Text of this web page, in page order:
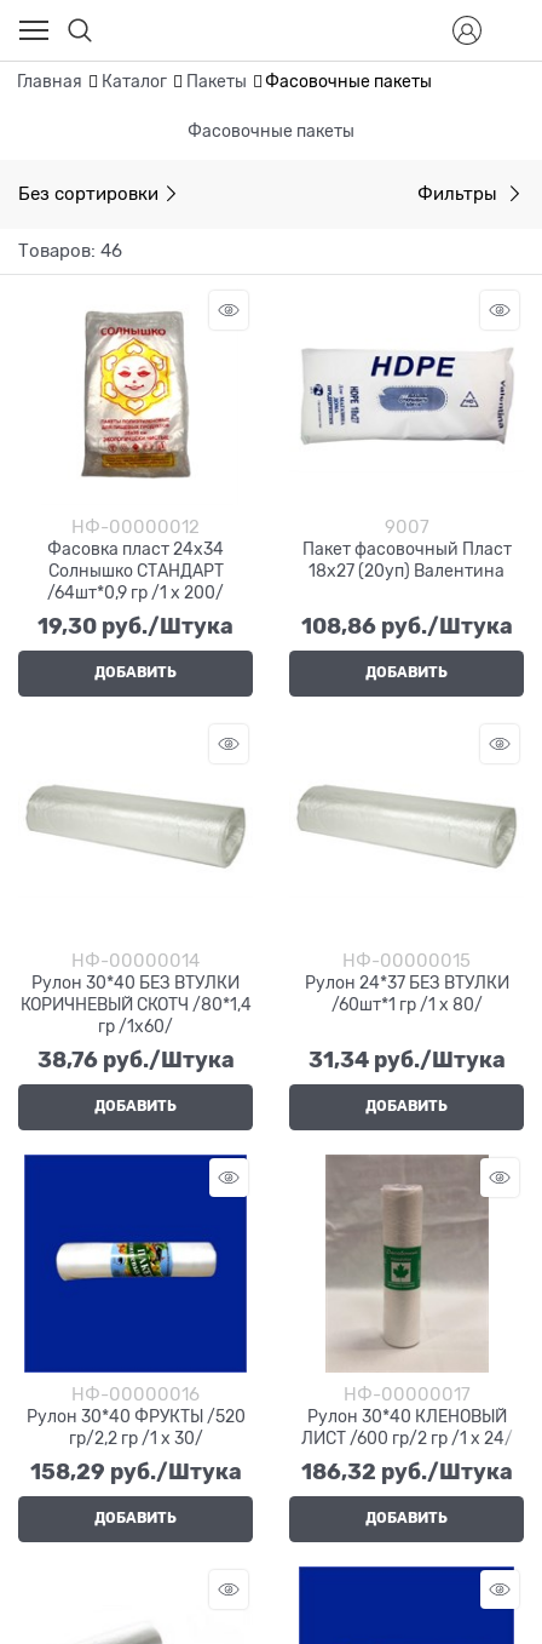
Главная Каталог Пакеты Фасовочные пакеты
Фасовочные пакеты
Без сортировки Фильтры
Товаров: 46
НФ-00000012
Фасовка пласт 24х34
Солнышко СТАНДАРТ
/64шт*0,9 гр /1 х 200/
19,30 руб./Штука
ДОБАВИТЬ
9007
Пакет фасовочный Пласт
18х27 (20уп) Валентина
108,86 руб./Штука
ДОБАВИТЬ
НФ-00000014
Рулон 30*40 БЕЗ ВТУЛКИ
КОРИЧНЕВЫЙ СКОТЧ /80*1,4
гр /1х60/
38,76 руб./Штука
ДОБАВИТЬ
НФ-00000015
Рулон 24*37 БЕЗ ВТУЛКИ
/60шт*1 гр /1 х 80/
31,34 руб./Штука
ДОБАВИТЬ
НФ-00000016
Рулон 30*40 ФРУКТЫ /520
гр/2,2 гр /1 х 30/
158,29 руб./Штука
ДОБАВИТЬ
НФ-00000017
Рулон 30*40 КЛЕНОВЫЙ
ЛИСТ /600 гр/2 гр /1 х 24/
186,32 руб./Штука
ДОБАВИТЬ